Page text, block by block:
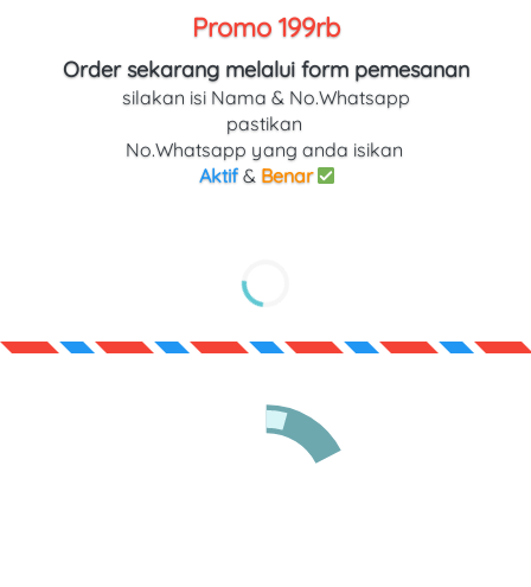
Promo 199rb
Order sekarang melalui form pemesanan
silakan isi Nama & No.Whatsapp
pastikan
No.Whatsapp yang anda isikan
Aktif & Benar